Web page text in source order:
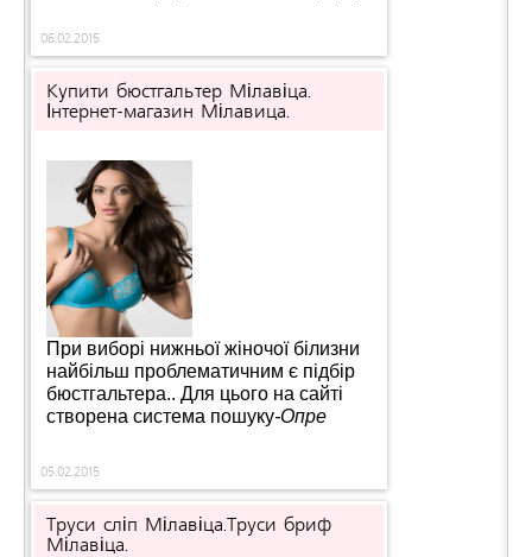
06.02.2015
Купити бюстгальтер Мілавіца.
Інтернет-магазин Мілавица.
При виборі нижньої жіночої білизни
найбільш проблематичним є підбір
бюстгальтера.. Для цього на сайті
створена система пошуку-Опре
д
05.02.2015
Труси сліп Мілавіца.Труси бриф
Мілавіца.